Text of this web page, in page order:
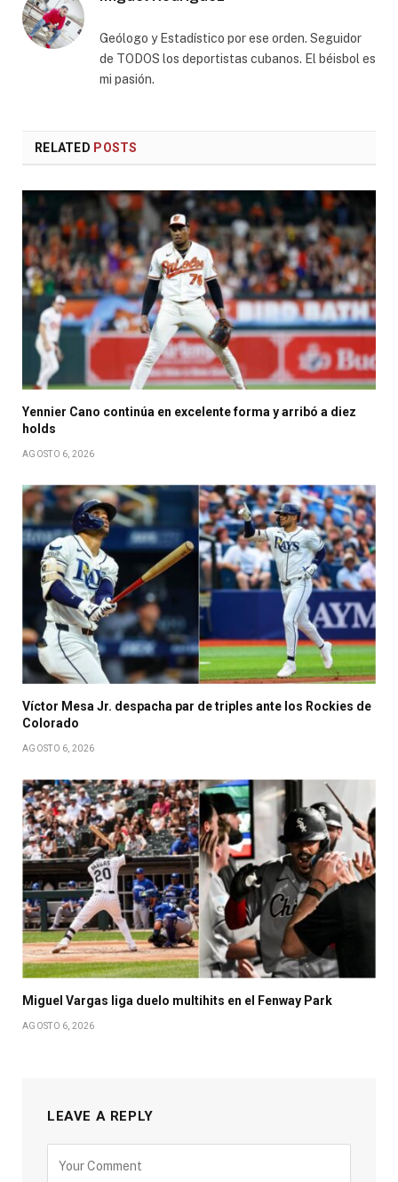
Geólogo y Estadístico por ese orden. Seguidor
de TODOS los deportistas cubanos. El béisbol es
mi pasión.
RELATED POSTS
Yennier Cano continúa en excelente forma y arribó a diez
holds
AGOSTO 6, 2026
Víctor Mesa Jr. despacha par de triples ante los Rockies de
Colorado
AGOSTO 6, 2026
Miguel Vargas liga duelo multihits en el Fenway Park
AGOSTO 6, 2026
LEAVE A REPLY